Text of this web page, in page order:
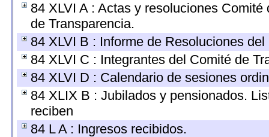
84 XLVI A : Actas y resoluciones
de Transparencia.
84 XLVI B : Informe de Resoluciones
84 XLVI C : Integrantes del Comité de
84 XLVI D : Calendario de sesiones
84 XLIX B : Jubilados y pensionados.
reciben
84 L A : Ingresos recibidos.